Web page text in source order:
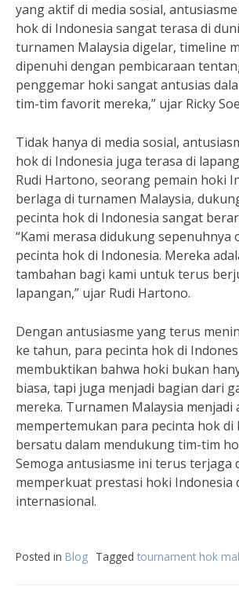
yang aktif di media sosial,
hok di Indonesia sangat terasa di
turnamen Malaysia digelar, timeline
dipenuhi dengan pembicaraan
penggemar hoki sangat antusias
tim-tim favorit mereka,” ujar Ricky
Tidak hanya di media sosial,
hok di Indonesia juga terasa di
Rudi Hartono, seorang pemain hoki
berlaga di turnamen Malaysia,
pecinta hok di Indonesia sangat
“Kami merasa didukung sepenuhnya
pecinta hok di Indonesia. Mereka
tambahan bagi kami untuk terus
lapangan,” ujar Rudi Hartono.
Dengan antusiasme yang terus
ke tahun, para pecinta hok di
membuktikan bahwa hoki bukan
biasa, tapi juga menjadi bagian dari
mereka. Turnamen Malaysia menjadi
mempertemukan para pecinta hok
bersatu dalam mendukung tim-tim
Semoga antusiasme ini terus terjaga
memperkuat prestasi hoki Indonesia
internasional.
Posted in Blog Tagged tournament hok